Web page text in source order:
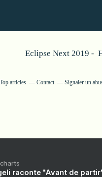
Eclipse Next 2019 -
Top articles Contact Signaler un
raconte "Avant de